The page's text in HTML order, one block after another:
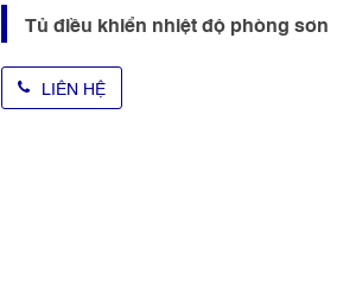
Tủ điều khiển nhiệt độ phòng sơn
LIÊN HỆ